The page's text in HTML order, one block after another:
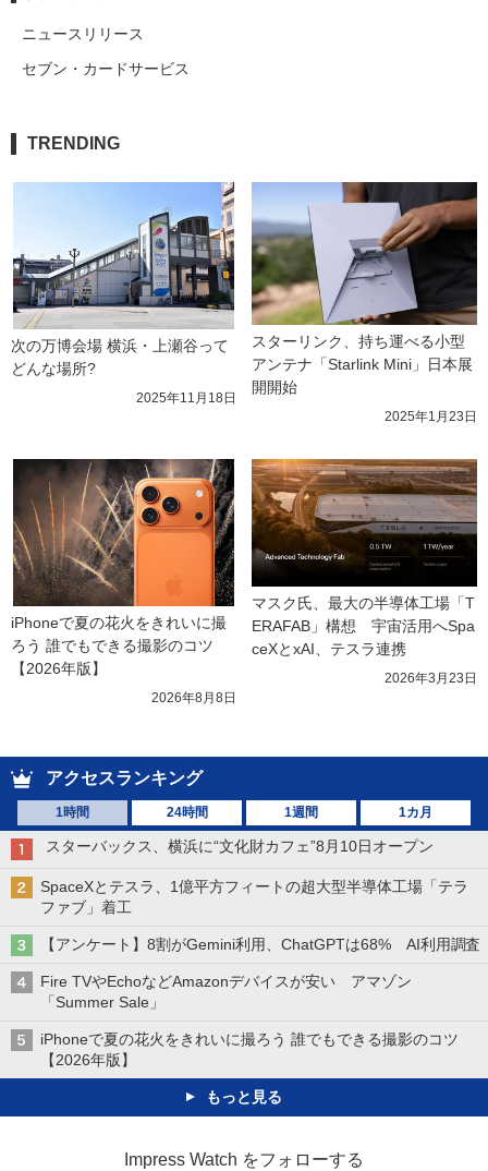
ニュースリリース
セブン・カードサービス
TRENDING
次の万博会場 横浜・上瀬谷って
どんな場所?
2025年11月18日
スターリンク、持ち運べる小型
アンテナ「Starlink Mini」日本展
開開始
2025年1月23日
iPhoneで夏の花火をきれいに撮
ろう 誰でもできる撮影のコツ
【2026年版】
2026年8月8日
マスク氏、最大の半導体工場「T
ERAFAB」構想　宇宙活用へSpa
ceXとxAI、テスラ連携
2026年3月23日
アクセスランキング
1時間 24時間 1週間 1カ月
スターバックス、横浜に“文化財カフェ”8月10日オープン
SpaceXとテスラ、1億平方フィートの超大型半導体工場「テラ
ファブ」着工
【アンケート】8割がGemini利用、ChatGPTは68% AI利用調査
Fire TVやEchoなどAmazonデバイスが安い アマゾン
「Summer Sale」
iPhoneで夏の花火をきれいに撮ろう 誰でもできる撮影のコツ
【2026年版】
もっと見る
Impress Watch をフォローする